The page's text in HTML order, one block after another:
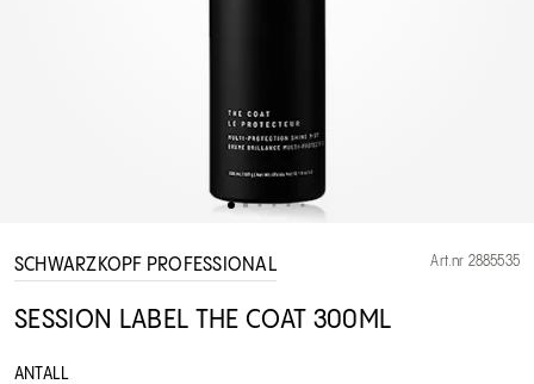
SCHWARZKOPF PROFESSIONAL Art.nr 2885535
SESSION LABEL THE COAT 300ML
ANTALL